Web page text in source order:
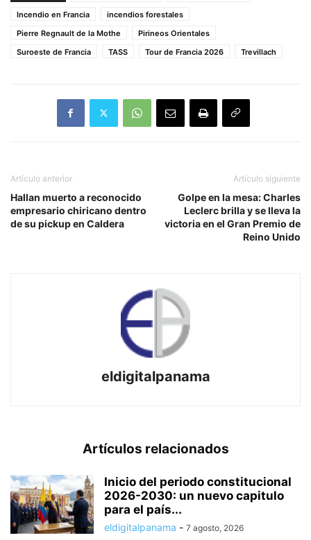
Incendio en Francia
incendios forestales
Pierre Regnault de la Mothe
Pirineos Orientales
Suroeste de Francia
TASS Tour de Francia 2026 Trevillach
Artículo anterior
Hallan muerto a reconocido
empresario chiricano dentro
de su pickup en Caldera
Artículo siguiente
Golpe en la mesa: Charles
Leclerc brilla y se lleva la
victoria en el Gran Premio de
Reino Unido
eldigitalpanama
Artículos relacionados
Inicio del periodo constitucional
2026-2030: un nuevo capitulo
para el país...
eldigitalpanama - 7 agosto, 2026